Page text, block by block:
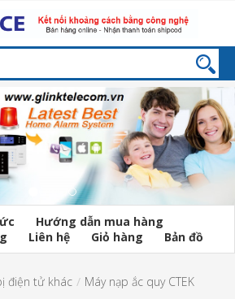
Hướng dẫn mua hàng
Liên hệ Giỏ hàng Bản đồ
điện tử khác Máy nạp ắc quy CTEK